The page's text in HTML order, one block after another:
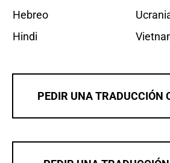
Hebreo
Hindi
PEDIR UNA TRADUCCIÓN